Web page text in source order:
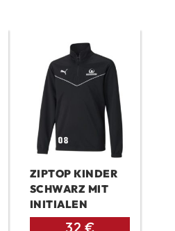
ZIPTOP KINDER
SCHWARZ MIT
INITIALEN
32 €